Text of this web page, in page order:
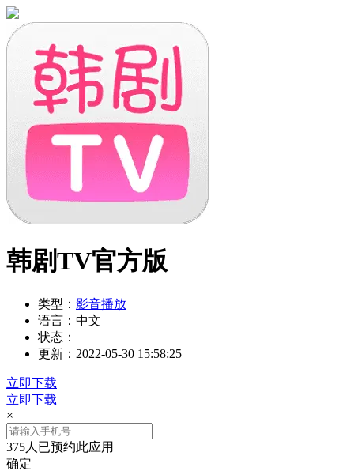
韩剧TV官方版
类型： 影音播放
语言： 中文
状态：
更新： 2022-05-30 15:58:25
立即下载
立即下载
×
375人已预约此应用
确定